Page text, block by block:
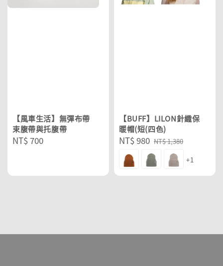
【風車生活】無彈布帶
束腹帶與托腹帶
Regular
NT$ 700
【BUFF】LILON針織保
暖帽(短(四色)
Sale
price
NT$ 980 Regular
price
NT$ 1,380
+1